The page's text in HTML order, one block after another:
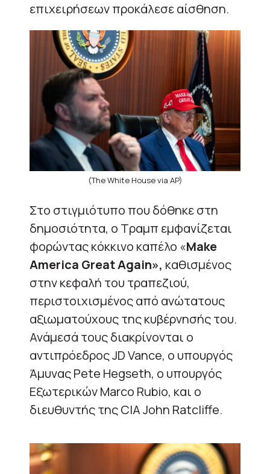
επιχειρήσεων προκάλεσε αίσθηση.
(The White House via AP)
Στο στιγμιότυπο που δόθηκε στη
δημοσιότητα, ο Τραμπ εμφανίζεται
φορώντας κόκκινο καπέλο «Make
America Great Again», καθισμένος
στην κεφαλή του τραπεζιού,
περιστοιχισμένος από ανώτατους
αξιωματούχους της κυβέρνησής του.
Ανάμεσά τους διακρίνονται ο
αντιπρόεδρος JD Vance, ο υπουργός
Άμυνας Pete Hegseth, ο υπουργός
Εξωτερικών Marco Rubio, και ο
διευθυντής της CIA John Ratcliffe.